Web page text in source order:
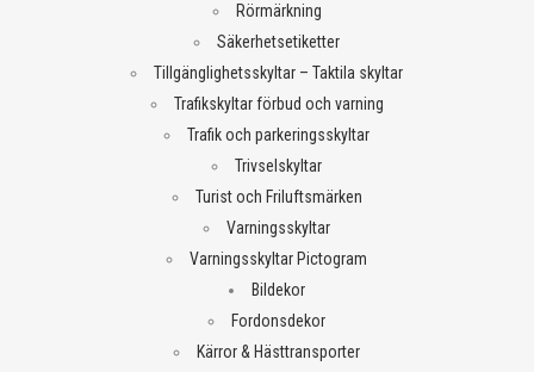
Rörmärkning
Säkerhetsetiketter
Tillgänglighetsskyltar – Taktila skyltar
Trafikskyltar förbud och varning
Trafik och parkeringsskyltar
Trivselskyltar
Turist och Friluftsmärken
Varningsskyltar
Varningsskyltar Pictogram
Bildekor
Fordonsdekor
Kärror & Hästtransporter